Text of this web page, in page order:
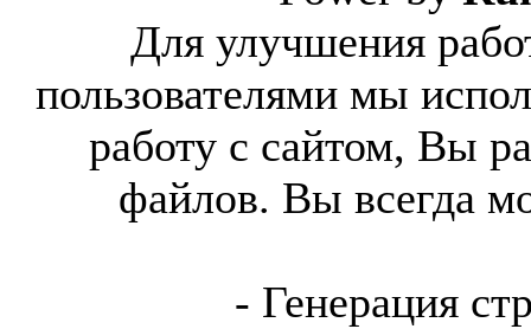
Для улучшения
пользователями мы
работу с сайтом, Вы
файлов. Вы всегда
- Генерация